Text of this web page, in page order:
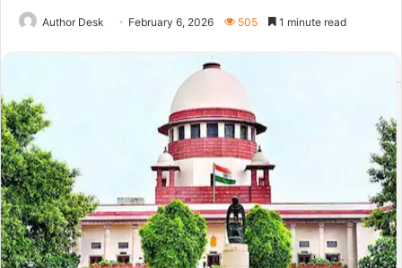
Author Desk February 6, 2026 505 1 minute read